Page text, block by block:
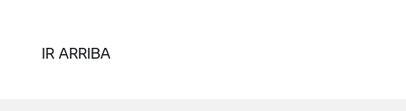
IR ARRIBA